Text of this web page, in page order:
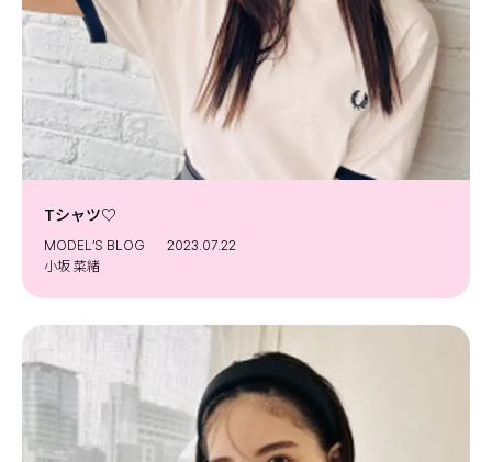
Tシャツ♡
MODEL’S BLOG
2023.07.22
小坂 菜緒